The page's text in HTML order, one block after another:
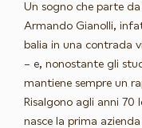
Un sogno che parte
Armando Gianolli,
balia in una contrada
– e, nonostante gli
mantiene sempre un
Risalgono agli anni 70
nasce la prima